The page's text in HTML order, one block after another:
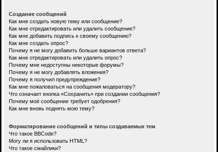
Создание сообщений
Как мне создать новую тему или сообщение?
Как мне отредактировать или удалить сообщение?
Как мне добавить подпись к своему сообщению?
Как мне создать опрос?
Почему я не могу добавить больше вариантов ответа?
Как мне отредактировать или удалить опрос?
Почему мне недоступны некоторые форумы?
Почему я не могу добавлять вложения?
Почему я получил предупреждение?
Как мне пожаловаться на сообщения модератору?
Что означает кнопка «Сохранить» при создании сообщения?
Почему моё сообщение требует одобрения?
Как мне вновь поднять мою тему?
Форматирование сообщений и типы создаваемых тем
Что такое BBCode?
Могу ли я использовать HTML?
Что такое смайлики?